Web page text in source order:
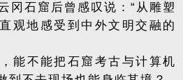
冈石窟后曾感叹说：“从雕塑
观地感受到中外文明交融的
能不能把石窟考古与计算机